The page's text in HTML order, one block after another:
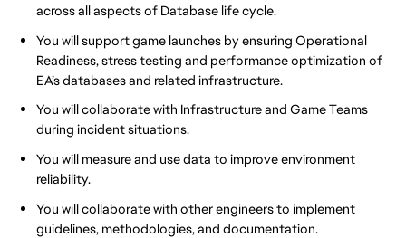
across all aspects of Database life cycle.
You will support game launches by ensuring Operational
Readiness, stress testing and performance optimization of
EA’s databases and related infrastructure.
You will collaborate with Infrastructure and Game Teams
during incident situations.
You will measure and use data to improve environment
reliability.
You will collaborate with other engineers to implement
guidelines, methodologies, and documentation.